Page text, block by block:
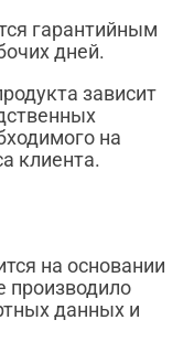
гарантийным
дней.
зависит
на
клиента.
на основании
производило
данных и